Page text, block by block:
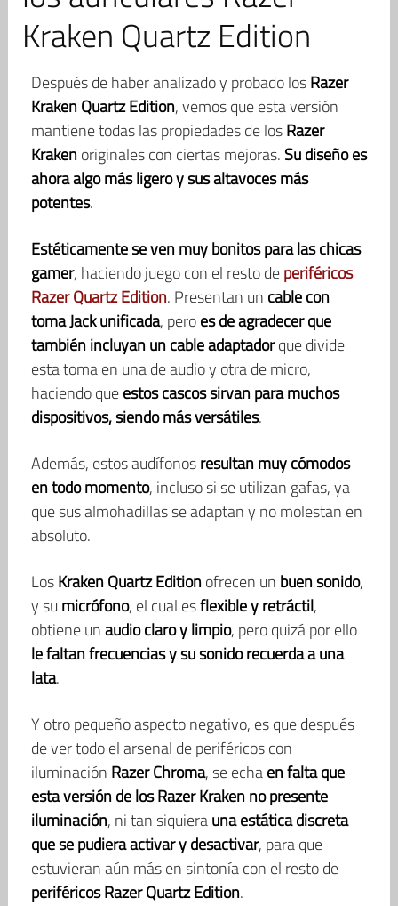
Kraken Quartz Edition
Después de haber analizado y probado losRazer
Kraken Quartz Edition, vemos que esta versión
mantiene todas las propiedades de losRazer
Krakenoriginales con ciertas mejoras. Su diseño es
ahora algo más ligero y sus altavoces más
potentes.
Estéticamente se ven muy bonitos para las chicas
gamer, haciendo juego con el resto deperiféricos
Razer Quartz Edition. Presentan un cable con
toma Jack unificada, peroes de agradecer que
también incluyan un cable adaptadorque divide
esta toma en una de audio y otra de micro,
haciendo queestos cascos sirvan para muchos
dispositivos, siendo más versátiles.
Además, estos audífonosresultan muy cómodos
en todo momento, incluso si se utilizan gafas, ya
que sus almohadillas se adaptan y no molestan en
absoluto.
LosKraken Quartz Editionofrecen un buen sonido,
y su micrófono, el cual esflexible y retráctil,
obtiene unaudio claro y limpio, pero quizá por ello
le faltan frecuencias y su sonido recuerda a una
lata.
Y otro pequeño aspecto negativo, es que después
de ver todo el arsenal de periféricos con
iluminación Razer Chroma, se echaen falta que
esta versión de los Razer Kraken no presente
iluminación, ni tan siquierauna estática discreta
que se pudiera activar y desactivar, para que
estuvieran aún más en sintonía con el resto de
periféricos Razer Quartz Edition.